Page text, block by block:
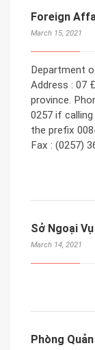
Foreign
March 15, 2021
Department
Address : 07
province.
0257 if
the prefix
Fax : (0257)
Sở Ngoại
March 14, 2021
Phòng